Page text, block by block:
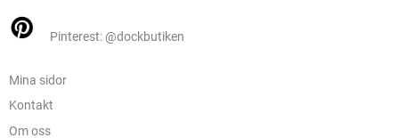
Pinterest: @dockbutiken
Mina sidor
Kontakt
Om oss